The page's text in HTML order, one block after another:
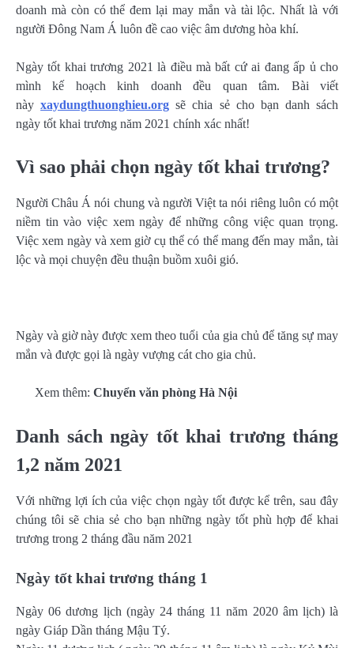
doanh mà còn có thể đem lại may mắn và tài lộc. Nhất là với
người Đông Nam Á luôn đề cao việc âm dương hòa khí.
Ngày tốt khai trương 2021 là điều mà bất cứ ai đang ấp ủ cho
mình kế hoạch kinh doanh đều quan tâm. Bài viết
nàyxaydungthuonghieu.org sẽ chia sẻ cho bạn danh sách
ngày tốt khai trương năm 2021 chính xác nhất!
Vì sao phải chọn ngày tốt khai trương?
Người Châu Á nói chung và người Việt ta nói riêng luôn có một
niềm tin vào việc xem ngày để những công việc quan trọng.
Việc xem ngày và xem giờ cụ thể có thể mang đến may mắn, tài
lộc và mọi chuyện đều thuận buồm xuôi gió.
Ngày và giờ này được xem theo tuổi của gia chủ để tăng sự may
mắn và được gọi là ngày vượng cát cho gia chủ.
Xem thêm: Chuyển văn phòng Hà Nội
Danh sách ngày tốt khai trương tháng
1,2 năm 2021
Với những lợi ích của việc chọn ngày tốt được kể trên, sau đây
chúng tôi sẽ chia sẻ cho bạn những ngày tốt phù hợp để khai
trương trong 2 tháng đầu năm 2021
Ngày tốt khai trương tháng 1
Ngày 06 dương lịch (ngày 24 tháng 11 năm 2020 âm lịch) là
ngày Giáp Dần tháng Mậu Tý.